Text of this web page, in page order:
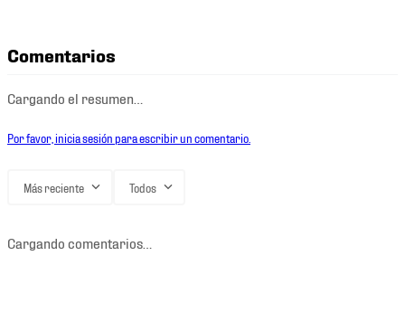
Comentarios
Cargando el resumen…
Por favor, inicia sesión para escribir un comentario.
Más reciente Todos
Cargando comentarios…